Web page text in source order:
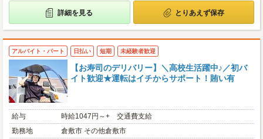
詳細を見る とりあえず保存
アルバイト・パート 日払い 短期 未経験者歓迎
【お寿司のデリバリー】＼高校生活躍中♪／初バ
イト歓迎★運転はイチからサポート！賄い有
給与
時給1047円～+ 交通費支給
勤務地
倉敷市 その他倉敷市